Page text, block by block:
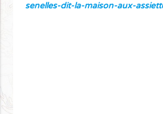
senelles-dit-la-maison-aux-